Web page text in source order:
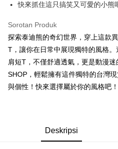
OP Pay Later
Deskripsi
[Terma Penggunaan untuk OP Pay
Perkhidmatan ini disediakan oleh
pengguna Taiwan Mobile tanpa
akhir pembayaran. Transaksi akan
AFTEE
Deskripsi
Pertama, Mengenai Perkhidmatan
dihantar ke alamat yang ditetapkan.
Pemindahan ATM
全家取貨付款
NT$45/pesanan
快來抓住這只搞笑又可愛的小熊
Sorotan Produk
探索泰迪熊的奇幻世界，穿上這款
T，讓你在日常中展現獨特的風格
肩短T，不僅舒適透氣，更是動漫
SHOP，輕鬆擁有這件獨特的台灣
與個性！快來選擇屬於你的風格吧！
Deskripsi